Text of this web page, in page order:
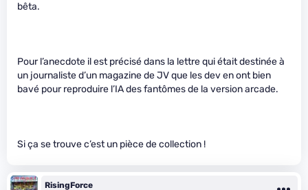
bêta.
Pour l’anecdote il est précisé dans la lettre qui était destinée à
un journaliste d’un magazine de JV que les dev en ont bien
bavé pour reproduire l’IA des fantômes de la version arcade.
Si ça se trouve c’est un pièce de collection !
RisingForce